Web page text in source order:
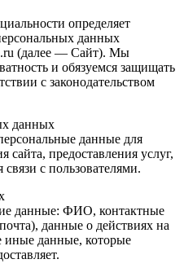
определяет
данных
(далее — Сайт). Мы
и обязуемся защищать
с законодательством
данных
данные для
предоставления услуг,
с пользователями.
данные: ФИО, контактные
данные о действиях на
иные данные, которые